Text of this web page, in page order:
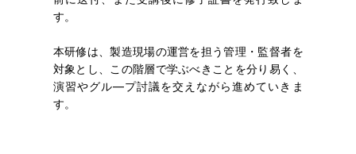
す。
本研修は、製造現場の運営を担う管理・監督者を
対象とし、この階層で学ぶべきことを分り易く、
演習やグル―プ討議を交えながら進めていきま
す。